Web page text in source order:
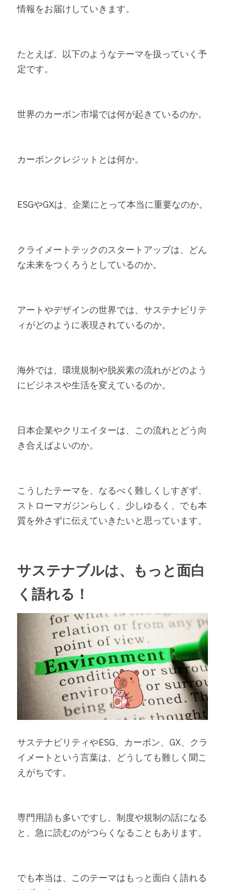
情報をお届けしていきます。
たとえば、以下のようなテーマを扱っていく予
定です。
世界のカーボン市場では何が起きているのか。
カーボンクレジットとは何か。
ESGやGXは、企業にとって本当に重要なのか。
クライメートテックのスタートアップは、どん
な未来をつくろうとしているのか。
アートやデザインの世界では、サステナビリテ
ィがどのように表現されているのか。
海外では、環境規制や脱炭素の流れがどのよう
にビジネスや生活を変えているのか。
日本企業やクリエイターは、この流れとどう向
き合えばよいのか。
こうしたテーマを、なるべく難しくしすぎず、
ストローマガジンらしく、少しゆるく、でも本
質を外さずに伝えていきたいと思っています。
サステナブルは、もっと面白
く語れる！
サステナビリティやESG、カーボン、GX、クラ
イメートという言葉は、どうしても難しく聞こ
えがちです。
専門用語も多いですし、制度や規制の話になる
と、急に読むのがつらくなることもあります。
でも本当は、このテーマはもっと面白く語れる